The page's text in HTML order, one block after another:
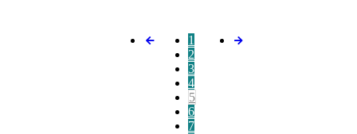
1
2
3
4
5
6
7